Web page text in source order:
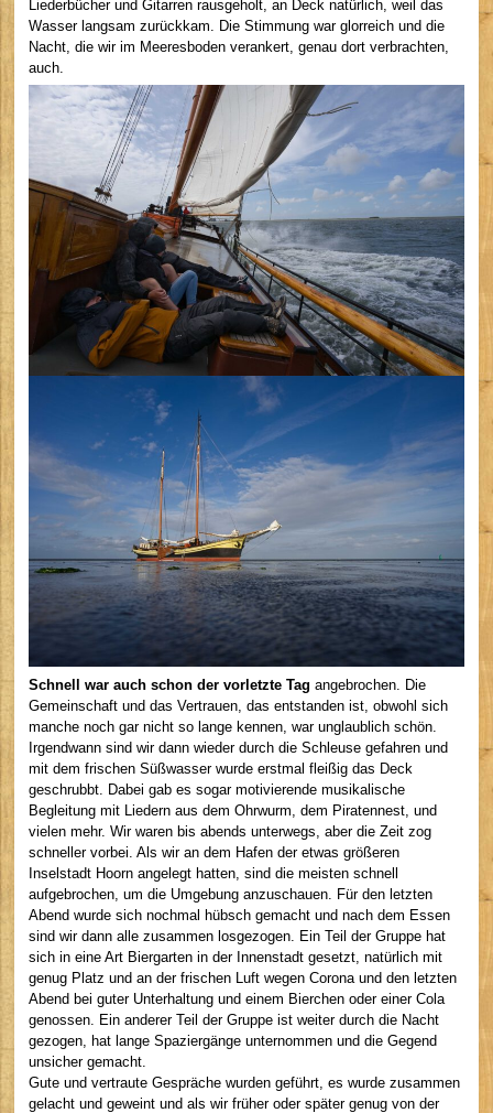
Liederbücher und Gitarren rausgeholt, an Deck natürlich, weil das
Wasser langsam zurückkam. Die Stimmung war glorreich und die
Nacht, die wir im Meeresboden verankert, genau dort verbrachten,
auch.
Schnell war auch schon der vorletzte Tag angebrochen. Die
Gemeinschaft und das Vertrauen, das entstanden ist, obwohl sich
manche noch gar nicht so lange kennen, war unglaublich schön.
Irgendwann sind wir dann wieder durch die Schleuse gefahren und
mit dem frischen Süßwasser wurde erstmal fleißig das Deck
geschrubbt. Dabei gab es sogar motivierende musikalische
Begleitung mit Liedern aus dem Ohrwurm, dem Piratennest, und
vielen mehr. Wir waren bis abends unterwegs, aber die Zeit zog
schneller vorbei. Als wir an dem Hafen der etwas größeren
Inselstadt Hoorn angelegt hatten, sind die meisten schnell
aufgebrochen, um die Umgebung anzuschauen. Für den letzten
Abend wurde sich nochmal hübsch gemacht und nach dem Essen
sind wir dann alle zusammen losgezogen. Ein Teil der Gruppe hat
sich in eine Art Biergarten in der Innenstadt gesetzt, natürlich mit
genug Platz und an der frischen Luft wegen Corona und den letzten
Abend bei guter Unterhaltung und einem Bierchen oder einer Cola
genossen. Ein anderer Teil der Gruppe ist weiter durch die Nacht
gezogen, hat lange Spaziergänge unternommen und die Gegend
unsicher gemacht.
Gute und vertraute Gespräche wurden geführt, es wurde zusammen
gelacht und geweint und als wir früher oder später genug von der